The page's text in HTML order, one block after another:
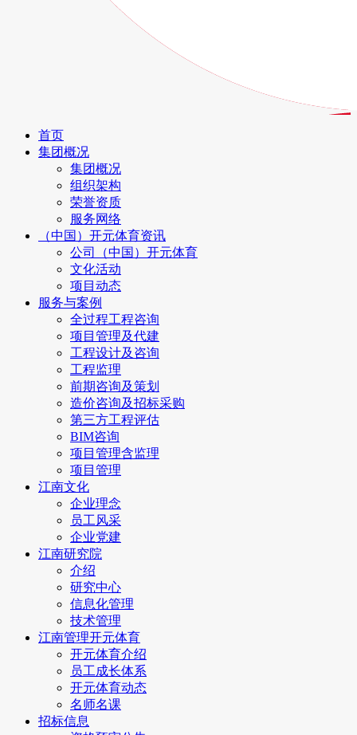
首页
集团概况
集团概况
组织架构
荣誉资质
服务网络
（中国）开元体育资讯
公司（中国）开元体育
文化活动
项目动态
服务与案例
全过程工程咨询
项目管理及代建
工程设计及咨询
工程监理
前期咨询及策划
造价咨询及招标采购
第三方工程评估
BIM咨询
项目管理含监理
项目管理
江南文化
企业理念
员工风采
企业党建
江南研究院
介绍
研究中心
信息化管理
技术管理
江南管理开元体育
开元体育介绍
员工成长体系
开元体育动态
名师名课
招标信息